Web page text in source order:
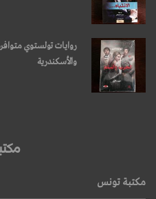
روايات تولستوي
والأسكندرية
مكتبة تونس